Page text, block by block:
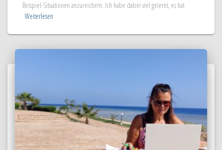
Beispiel-Situationen anzureichern. Ich habe dabei viel gelernt, es hat
Weiterlesen